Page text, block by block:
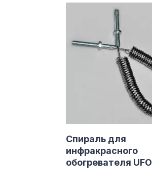
Спираль для
инфракрасного
обогревателя UFO